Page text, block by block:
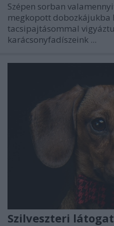
Szépen sorban
megkopott dobozkájukba
tacsipajtásommal
karácsonyfadíszeink ...
Szilveszteri